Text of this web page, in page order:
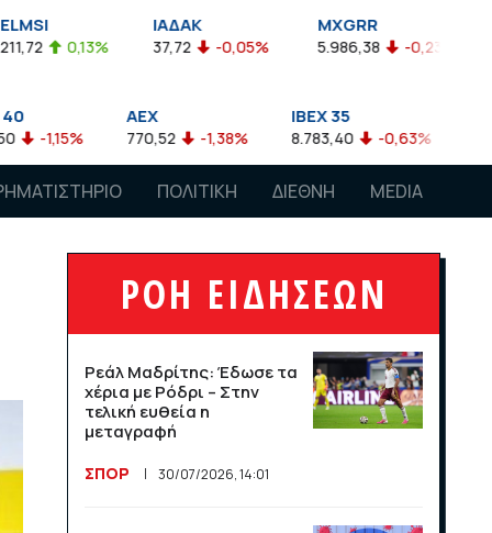
37,72 -0,05% 5.986,38 -0,23% 2.924,61
770,52 -1,38% 8.783,40 -0,63% 4.007,68
ΠΟΛΙΤΙΚΗ ΔΙΕΘΝΗ MEDIA
ΡΟΗ ΕΙΔΗΣΕΩΝ
Ρεάλ Μαδρίτης: Έδωσε τα
χέρια με Ρόδρι – Στην
τελική ευθεία η
μεταγραφή
ΣΠΟΡ 30/07/2026, 14:01